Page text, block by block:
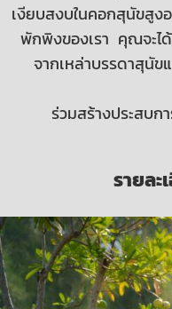
เงียบสงบในคอกสุนัขสูง
พักพิงของเรา คุณจะไ
จากเหล่าบรรดาสุนั
ร่วมสร้างประสบ
รายละ